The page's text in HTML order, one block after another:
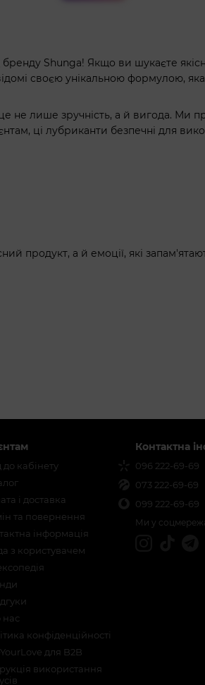
бренду Shunga! Якщо ви шукаєте
своєю унікальною формулою,
не лише зручність, а й вигода. Ми
ці лубриканти безпечні для
продукт, а й емоції, які
до кабінету
і доставка
та повернення
інформація
з користувачем
нас
конфіденційності
для B2B
використання
Контактна
096 222-69-69
073 222-69-69
099 222-69-69
Ми у